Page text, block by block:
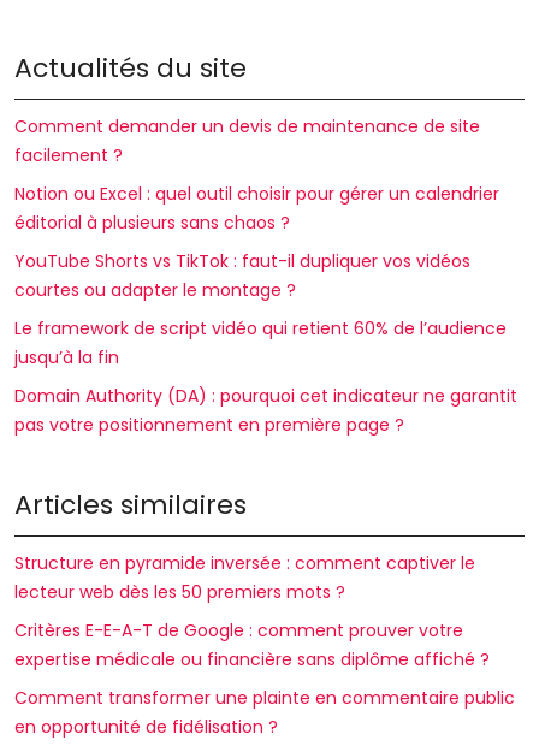
Actualités du site
Comment demander un devis de maintenance de site
facilement ?
Notion ou Excel : quel outil choisir pour gérer un calendrier
éditorial à plusieurs sans chaos ?
YouTube Shorts vs TikTok : faut-il dupliquer vos vidéos
courtes ou adapter le montage ?
Le framework de script vidéo qui retient 60% de l’audience
jusqu’à la fin
Domain Authority (DA) : pourquoi cet indicateur ne garantit
pas votre positionnement en première page ?
Articles similaires
Structure en pyramide inversée : comment captiver le
lecteur web dès les 50 premiers mots ?
Critères E-E-A-T de Google : comment prouver votre
expertise médicale ou financière sans diplôme affiché ?
Comment transformer une plainte en commentaire public
en opportunité de fidélisation ?